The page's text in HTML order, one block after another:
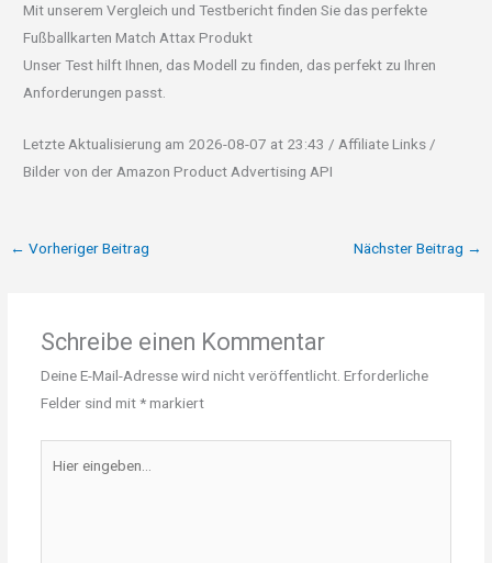
Mit unserem Vergleich und Testbericht finden Sie das perfekte
Fußballkarten Match Attax Produkt
Unser Test hilft Ihnen, das Modell zu finden, das perfekt zu Ihren
Anforderungen passt.
Letzte Aktualisierung am 2026-08-07 at 23:43 / Affiliate Links /
Bilder von der Amazon Product Advertising API
← Vorheriger Beitrag Nächster Beitrag →
Schreibe einen Kommentar
Deine E-Mail-Adresse wird nicht veröffentlicht. Erforderliche
Felder sind mit*markiert
eingeben…